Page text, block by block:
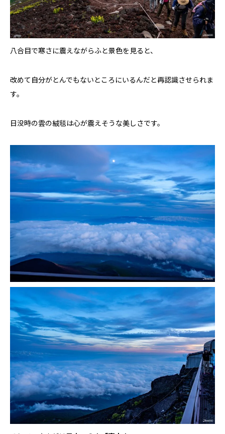
八合目で寒さに震えながらふと景色を見ると、
改めて自分がとんでもないところにいるんだと再認識させられま
す。
日没時の雲の絨毯は心が震えそうな美しさです。